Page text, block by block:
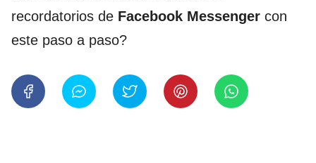
recordatorios de Facebook Messenger con
este paso a paso?